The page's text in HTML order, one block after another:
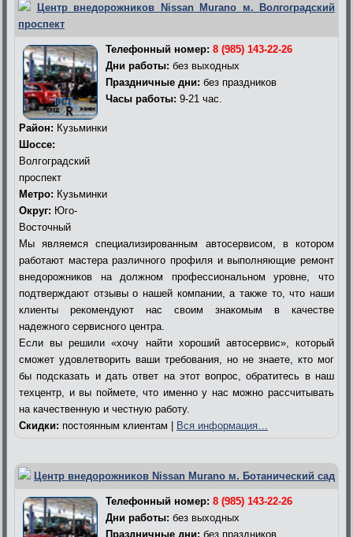
Центр внедорожников Nissan Murano м. Волгоградский
проспект
Телефонный номер: 8 (985) 143-22-26
Дни работы: без выходных
Праздничные дни: без праздников
Часы работы: 9-21 час.
Район: Кузьминки
Шоссе:
Волгоградский
проспект
Метро: Кузьминки
Округ: Юго-
Восточный
Мы являемся специализированным автосервисом, в котором
работают мастера различного профиля и выполняющие ремонт
внедорожников на должном профессиональном уровне, что
подтверждают отзывы о нашей компании, а также то, что наши
клиенты рекомендуют нас своим знакомым в качестве
надежного сервисного центра.
Если вы решили «хочу найти хороший автосервис», который
сможет удовлетворить ваши требования, но не знаете, кто мог
бы подсказать и дать ответ на этот вопрос, обратитесь в наш
техцентр, и вы поймете, что именно у нас можно рассчитывать
на качественную и честную работу.
Скидки: постоянным клиентам | Вся информация…
Центр внедорожников Nissan Murano м. Ботанический сад
Телефонный номер: 8 (985) 143-22-26
Дни работы: без выходных
Праздничные дни: без праздников